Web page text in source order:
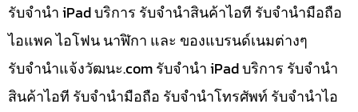
รับจำนำ iPad บริการ รับจำนำสินค้าไอที รับจำนำมือถือ
ไอแพค ไอโฟน นาฬิกา และ ของแบรนด์เนมต่างๆ
รับจํานําแจ้งวัฒนะ.com รับจำนำ iPad บริการ รับจำนำ
สินค้าไอที รับจำนำมือถือ รับจำนำโทรศัพท์ รับจำนำไอ